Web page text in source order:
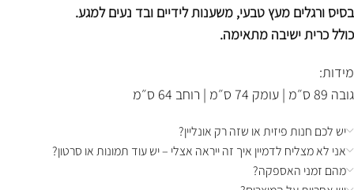
בסיס ורגלים מעץ טבעי, משענות לידיים ובד נעים למגע.
כולל כרית ישיבה מתאימה.
מידות:
גובה 89 ס״מ | עומק 74 ס״מ | רוחב 64 ס״מ
יש לכם חנות פיזית או שזה רק אונליין?
אני לא מצליח לדמיין איך זה ייראה אצלי – יש עוד תמונות או סרטון?
מהם זמני האספקה?